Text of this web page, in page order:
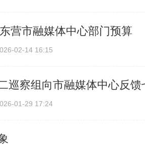
营市融媒体中心部门预算
02-14 16:15
巡察组向市融媒体中心反
01-29 17:24